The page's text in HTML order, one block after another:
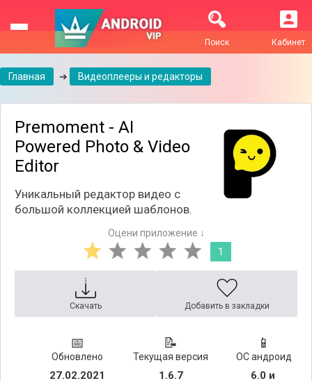
Кабинет
Поиск
Главная ➔ Видеоплееры и редакторы
Premoment - AI
Powered Photo & Video
Editor
Уникальный редактор видео с
большой коллекцией шаблонов.
Оцени приложение ↓
1
Скачать Добавить в закладки
📅
Обновлено
27.02.2021
📝
Текущая версия
1.6.7
📱
ОС андроид
6.0 и